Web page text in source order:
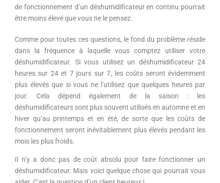
de fonctionnement d’un déshumidificateur en continu pourrait
être moins élevé que vous ne le pensez.
Comme pour toutes ces questions, le fond du problème réside
dans la fréquence à laquelle vous comptez utiliser votre
déshumidificateur. Si vous utilisez un déshumidificateur 24
heures sur 24 et 7 jours sur 7, les coûts seront évidemment
plus élevés que si vous ne l’utilisez que quelques heures par
jour. Cela dépend également de la saison : les
déshumidificateurs sont plus souvent utilisés en automne et en
hiver qu’au printemps et en été, de sorte que les coûts de
fonctionnement seront inévitablement plus élevés pendant les
mois les plus froids.
Il n’y a donc pas de coût absolu pour faire fonctionner un
déshumidificateur. Mais voici quelque chose qui pourrait vous